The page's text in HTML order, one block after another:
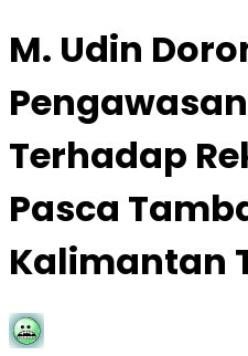
M. Udin
Terhadap
Pasca
Kalimantan